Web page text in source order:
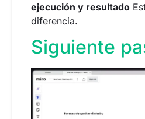
ejecución y resultado
diferencia.
Siguiente